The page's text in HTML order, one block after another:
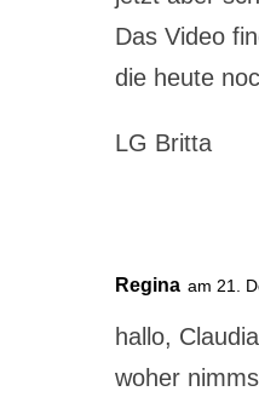
Das Video
die heute
LG Britta
Regina am 21.
hallo, Claudia
woher